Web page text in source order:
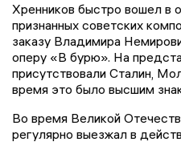
Хренников быстро вошел в
признанных советских
заказу Владимира
оперу «В бурю». На
присутствовали Сталин,
время это было высшим
Во время Великой
регулярно выезжал в